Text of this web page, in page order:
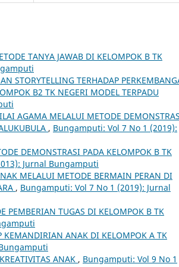
TANYA JAWAB DI KELOMPOK B TK
STORYTELLING TERHADAP
B2 TK NEGERI MODEL TERPADU
AGAMA MELALUI METODE
, Bungamputi: Vol 7 No 1 (2019):
DEMONSTRASI PADA KELOMPOK B TK
Jurnal Bungamputi
MELALUI METODE BERMAIN PERAN DI
, Bungamputi: Vol 7 No 1 (2019): Jurnal
PEMBERIAN TUGAS DI KELOMPOK B TK
KEMANDIRIAN ANAK DI KELOMPOK A TK
ANAK , Bungamputi: Vol 9 No 1